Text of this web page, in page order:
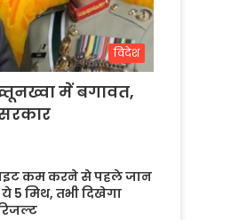
विदेश
में बगावत,
कम करने से पहले जान
5 मिथ, तभी दिखेगा